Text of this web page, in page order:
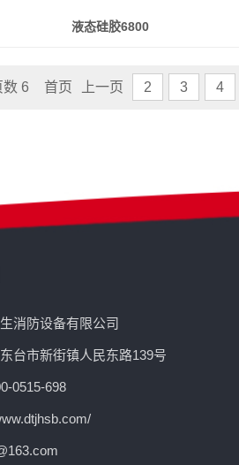
液态硅胶6800
6 首页 上一页 2 3 4
消防设备有限公司
台市新街镇人民东路139号
0515-698